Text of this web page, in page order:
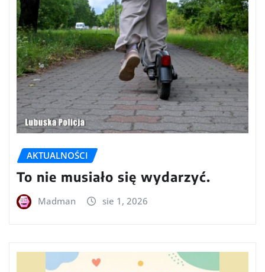
AKTUALNOŚCI
To nie musiało się wydarzyć.
Madman sie 1, 2026